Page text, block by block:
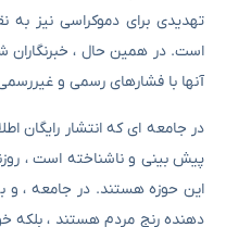
تهدیدی برای دموکراسی نیز
است. در همین حال ،
آنها با فشارهای رسمی و
در جامعه ای که انتشار رایگان
پیش بینی و ناشناخته است ،
این حوزه هستند. در جامعه ، و
دهنده رنج مردم هستند ، بلکه